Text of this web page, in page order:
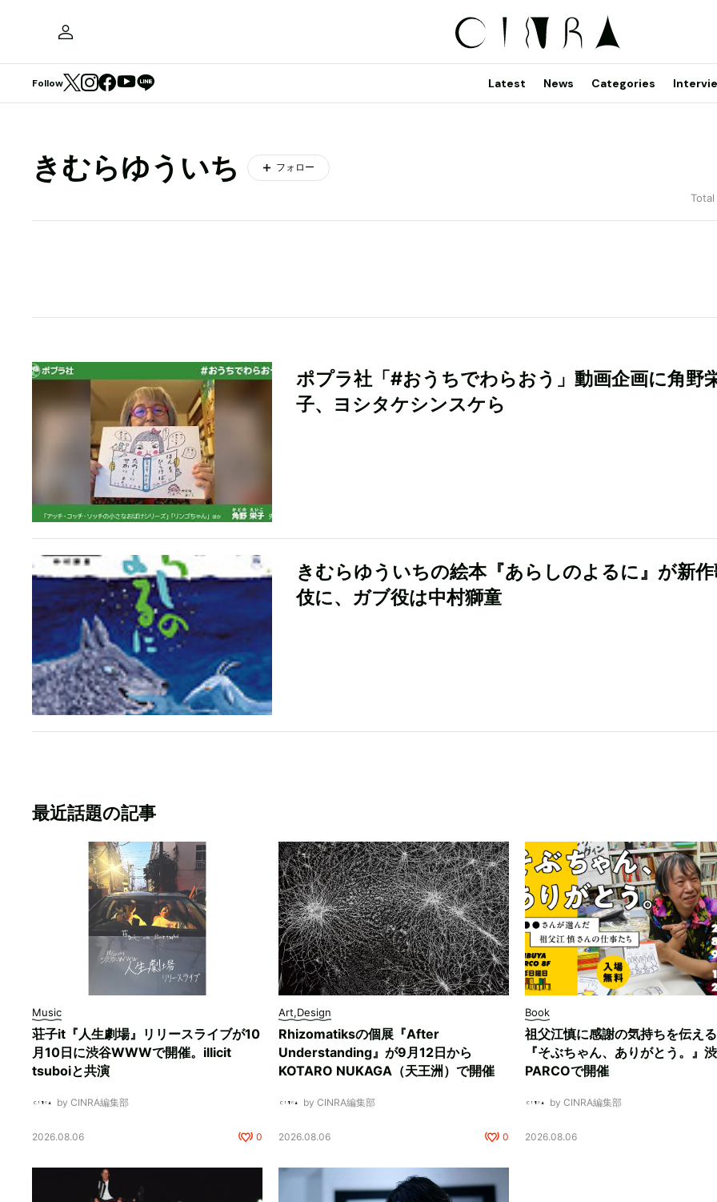
Follow Latest News Categories
きむらゆういち フォロー
ポプラ社「#おうちでわらおう」動画企画に角野
子、ヨシタケシンスケら
きむらゆういちの絵本『あらしのよるに』が新
伎に、ガブ役は中村獅童
最近話題の記事
Music
荘子it『人生劇場』リリースライブが10
月10日に渋谷WWWで開催。illicit
tsuboiと共演
by CINRA編集部
2026.08.06 0
Art,Design
Rhizomatiksの個展『After
Understanding』が9月12日から
KOTARO NUKAGA（天王洲）で開催
by CINRA編集部
2026.08.06 0
Book
祖父江慎に感謝の気持ちを伝え
『そぶちゃん、ありがとう。』
PARCOで開催
by CINRA編集部
2026.08.06